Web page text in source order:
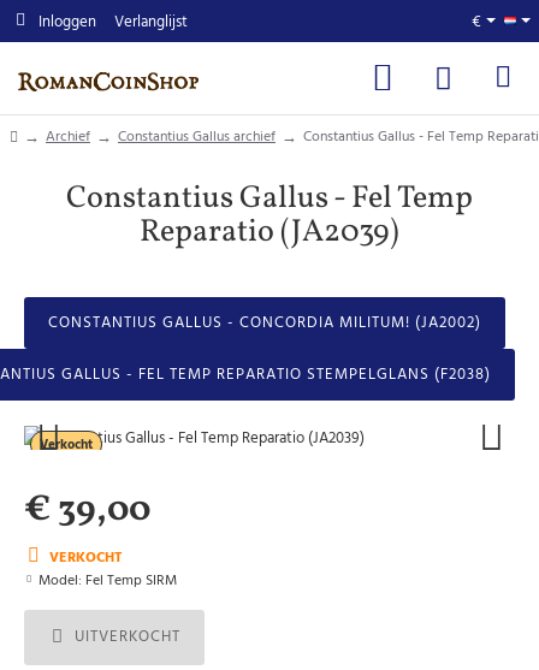
Inloggen Verlanglijst €
homeArchief Constantius Gallus archief Constantius Gallus - Fel Temp
Constantius Gallus - Fel Temp
Reparatio (JA2039)
CONSTANTIUS GALLUS - CONCORDIA MILITUM! (JA2002)
GALLUS - FEL TEMP REPARATIO STEMPELGLANS (F2038)
Verkocht
VERKOCHT
Model: Fel Temp SIRM
€ 39,00
UITVERKOCHT